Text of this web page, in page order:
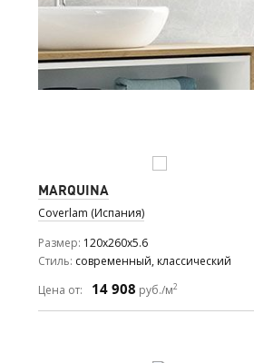
MARQUINA
Coverlam (Испания)
Размер 120x260x5.6
Стиль современный, классический
Цена от:
14 908 руб./м2